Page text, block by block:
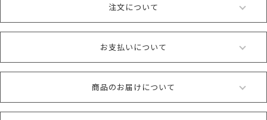
注文について
お支払いについて
商品のお届けについて